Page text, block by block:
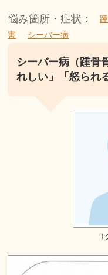
悩み箇所・症状：
害
シーバー病
シーバー病（踵骨
れしい」「怒られ